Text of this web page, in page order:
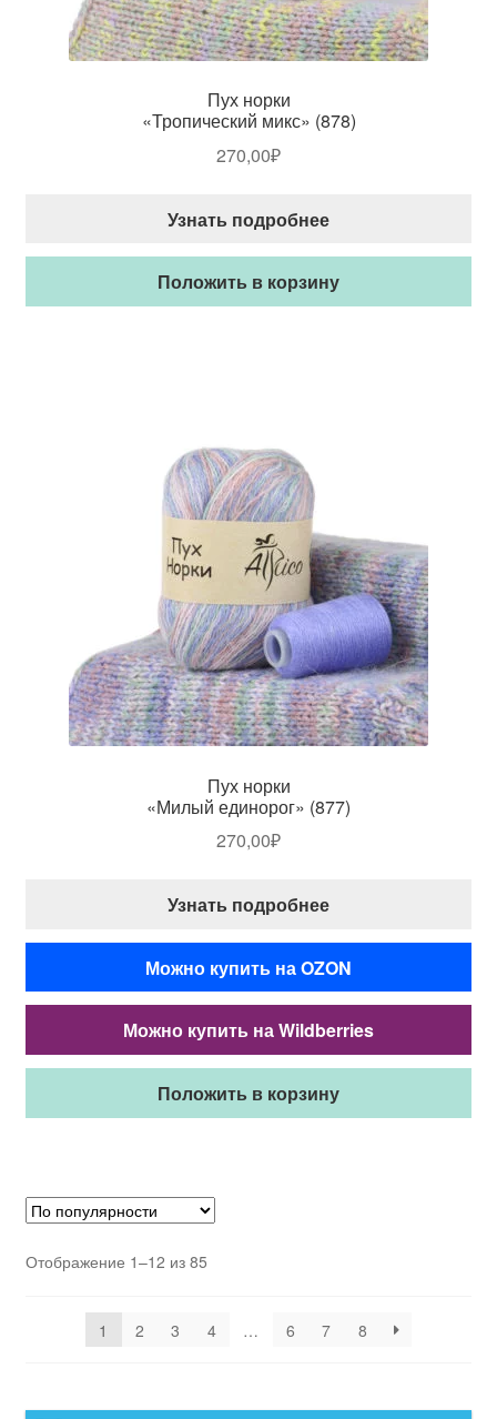
Пух норки
«Тропический микс» (878)
270,00₽
Узнать подробнее
Положить в корзину
Пух норки
«Милый единорог» (877)
270,00₽
Узнать подробнее
Можно купить на OZON
Можно купить на Wildberries
Положить в корзину
Отображение 1–12 из 85
1 2 3 4 … 6 7 8